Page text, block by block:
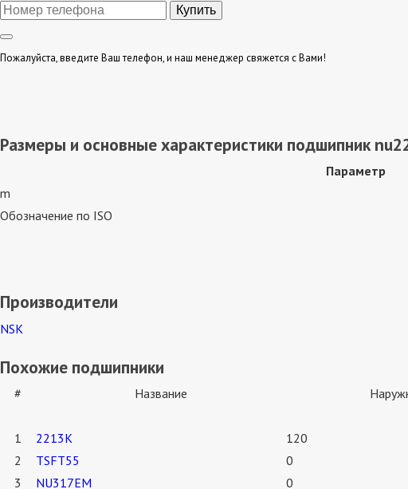
Пожалуйста, введите Ваш телефон, и наш менеджер свяжется с Вами!
Размеры и основные характеристики подшипник
Параметр
m
Обозначение по ISO
Производители
NSK
Похожие подшипники
# Название
1
2213K 120
2
TSFT55 0
3
NU317EM 0